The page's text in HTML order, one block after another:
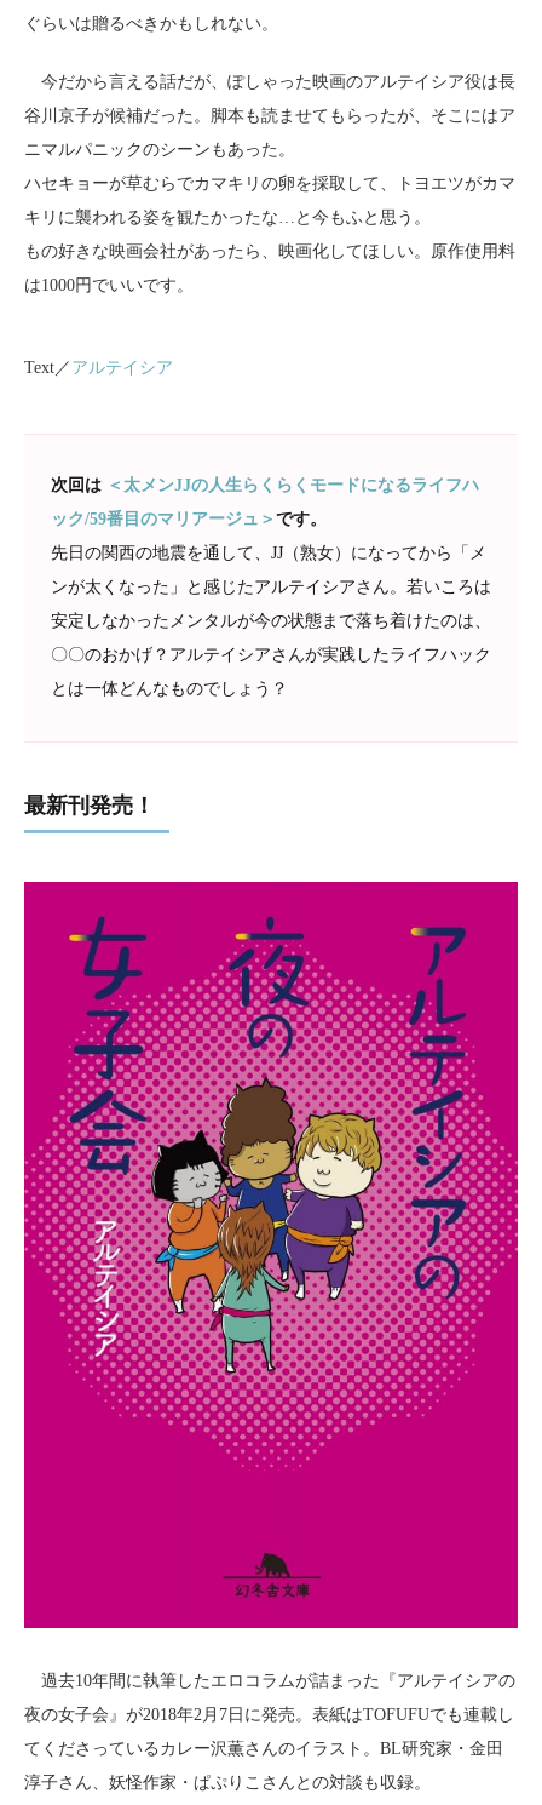
ぐらいは贈るべきかもしれない。
今だから言える話だが、ぽしゃった映画のアルテイシア役は長
谷川京子が候補だった。脚本も読ませてもらったが、そこにはア
ニマルパニックのシーンもあった。
ハセキョーが草むらでカマキリの卵を採取して、トヨエツがカマ
キリに襲われる姿を観たかったな…と今もふと思う。
もの好きな映画会社があったら、映画化してほしい。原作使用料
は1000円でいいです。
Text／ アルテイシア
次回は＜太メンJJの人生らくらくモードになるライフハ
ック/59番目のマリアージュ＞ です。
先日の関西の地震を通して、JJ（熟女）になってから「メ
ンが太くなった」と感じたアルテイシアさん。若いころは
安定しなかったメンタルが今の状態まで落ち着けたのは、
〇〇のおかげ？アルテイシアさんが実践したライフハック
とは一体どんなものでしょう？
最新刊発売！
過去10年間に執筆したエロコラムが詰まった『アルテイシアの
夜の女子会』が2018年2月7日に発売。表紙はTOFUFUでも連載し
てくださっているカレー沢薫さんのイラスト。BL研究家・金田
淳子さん、妖怪作家・ぱぷりこさんとの対談も収録。